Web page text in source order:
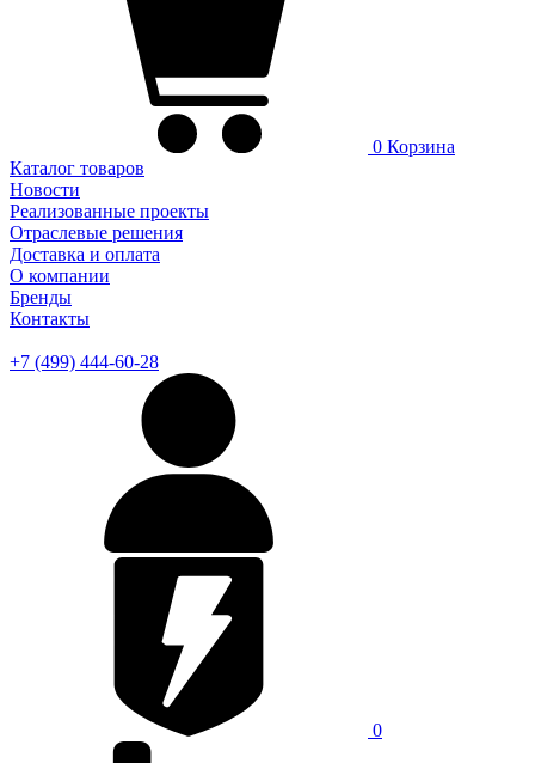
0 Корзина
Каталог товаров
Новости
Реализованные проекты
Отраслевые решения
Доставка и оплата
О компании
Бренды
Контакты
+7 (499) 444-60-28
0